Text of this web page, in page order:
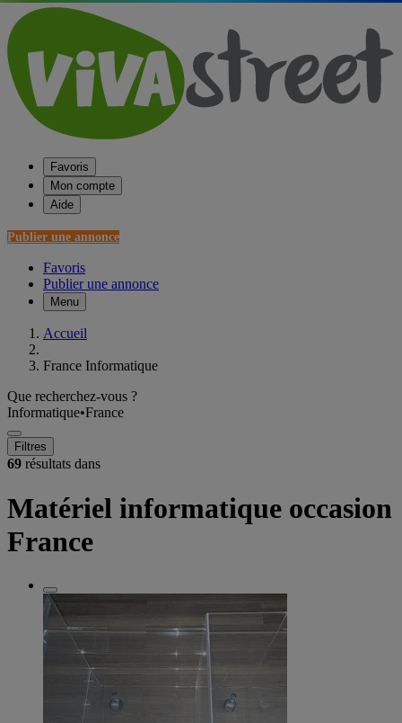
Favoris
Mon compte
Aide
Publier une annonce
Favoris
Publier une annonce
Menu
Accueil
France Informatique
Que recherchez-vous ?
Informatique•France
Filtres
69 résultats dans
Matériel informatique occasion
France